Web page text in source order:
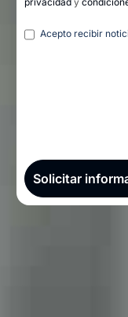
Legal
Acepto recibir